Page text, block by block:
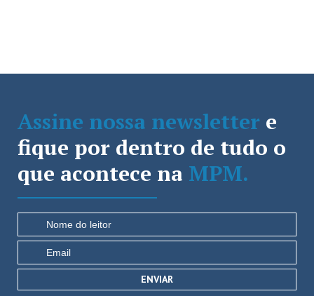
Assine nossa newsletter e
fique por dentro de tudo o
que acontece na MPM.